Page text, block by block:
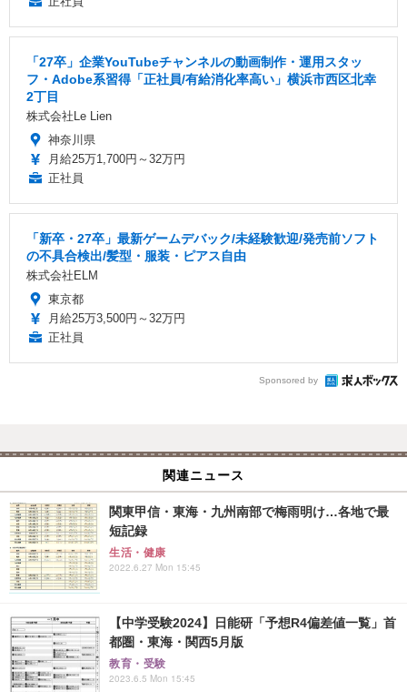
「27卒」企業YouTubeチャンネルの動画制作・運用スタッ
フ・Adobe系習得「正社員/有給消化率高い」横浜市西区北幸
2丁目
株式会社Le Lien
神奈川県
月給25万1,700円～32万円
正社員
「新卒・27卒」最新ゲームデバック/未経験歓迎/発売前ソフト
の不具合検出/髪型・服装・ピアス自由
株式会社ELM
東京都
月給25万3,500円～32万円
正社員
Sponsored by
関連ニュース
関東甲信・東海・九州南部で梅雨明け…各地で最
短記録
生活・健康
2022.6.27 Mon 15:45
【中学受験2024】日能研「予想R4偏差値一覧」首
都圏・東海・関西5月版
教育・受験
2023.6.5 Mon 15:45